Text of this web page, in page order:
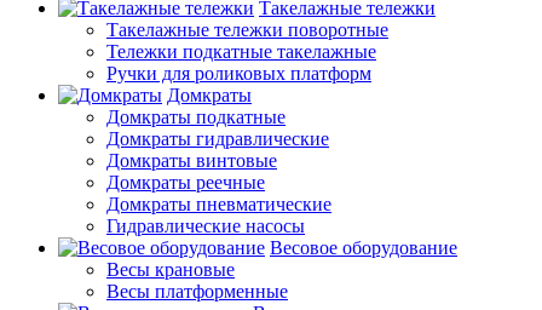
Такелажные тележки
Такелажные тележки поворотные
Тележки подкатные такелажные
Ручки для роликовых платформ
Домкраты
Домкраты подкатные
Домкраты гидравлические
Домкраты винтовые
Домкраты реечные
Домкраты пневматические
Гидравлические насосы
Весовое оборудование
Весы крановые
Весы платформенные